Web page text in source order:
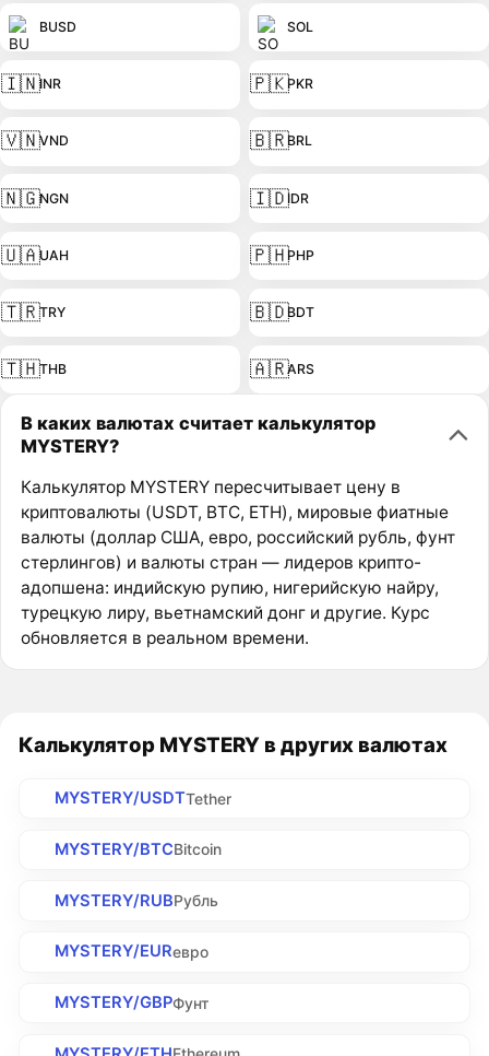
BUSD SOL
🇮🇳INR 🇵🇰PKR
🇻🇳VND 🇧🇷BRL
🇳🇬NGN 🇮🇩IDR
🇺🇦UAH 🇵🇭PHP
🇹🇷TRY 🇧🇩BDT
🇹🇭THB 🇦🇷ARS
В каких валютах считает калькулятор
MYSTERY?
Калькулятор MYSTERY пересчитывает цену в
криптовалюты (USDT, BTC, ETH), мировые фиатные
валюты (доллар США, евро, российский рубль, фунт
стерлингов) и валюты стран — лидеров крипто-
адопшена: индийскую рупию, нигерийскую найру,
турецкую лиру, вьетнамский донг и другие. Курс
обновляется в реальном времени.
Калькулятор MYSTERY в других валютах
MYSTERY/USDTTether
MYSTERY/BTCBitcoin
MYSTERY/RUBРубль
MYSTERY/EURевро
MYSTERY/GBPФунт